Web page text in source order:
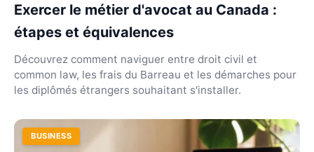
Exercer le métier d'avocat au Canada :
étapes et équivalences
Découvrez comment naviguer entre droit civil et
common law, les frais du Barreau et les démarches pour
les diplômés étrangers souhaitant s'installer.
BUSINESS